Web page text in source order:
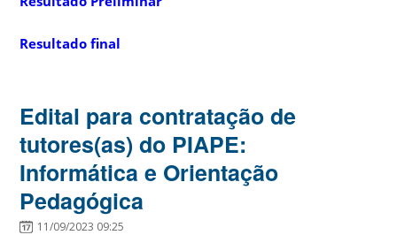
Resultado final
Edital para contratação de
tutores(as) do PIAPE:
Informática e Orientação
Pedagógica
11/09/2023 09:25